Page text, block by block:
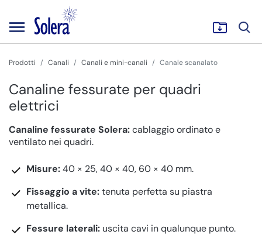
Prodotti Canali Canali e mini-canali Canale scanalato
Canaline fessurate per quadri
elettrici
Canaline fessurate Solera:cablaggio ordinato e
ventilato nei quadri.
Misure:40 × 25, 40 × 40, 60 × 40 mm.
Fissaggio a vite:tenuta perfetta su piastra
metallica.
Fessure laterali: uscita cavi in qualunque punto.